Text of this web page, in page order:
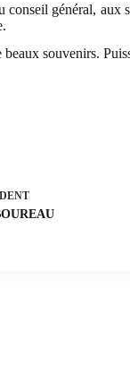
conseil général,
souvenirs.